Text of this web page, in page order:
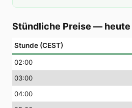
Stündliche Preise — heute
Stunde (CEST)
02:00
03:00
04:00